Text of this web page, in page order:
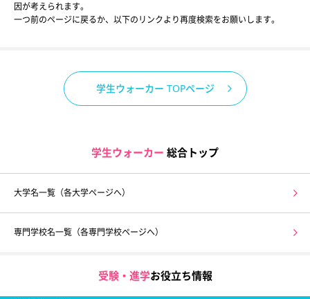
因が考えられます。
一つ前のページに戻るか、以下のリンクより再度検索をお願いします。
学生ウォーカー TOPページ
学生ウォーカー 総合トップ
大学名一覧（各大学ページへ）
専門学校名一覧（各専門学校ページへ）
受験・進学お役立ち情報